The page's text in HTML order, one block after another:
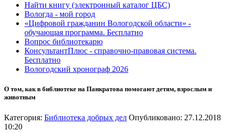
Найти книгу (электронный каталог ЦБС)
Вологда - мой город
«Цифровой гражданин Вологодской области» -
обучающая программа. Бесплатно
Вопрос библиотекарю
КонсультантПлюс - справочно-правовая система.
Бесплатно
Вологодский хронограф 2026
О том, как в библиотеке на Панкратова помогают детям, взрослым и
животным
Категория: Библиотека добрых дел Опубликовано: 27.12.2018
10:20